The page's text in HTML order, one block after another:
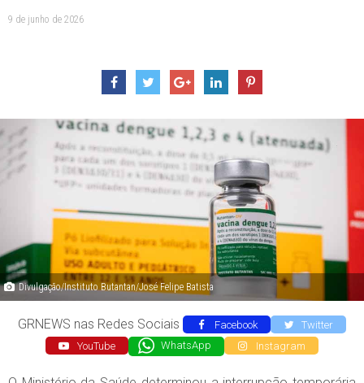
9 de junho de 2026
Divulgação/Instituto Butantan/José Felipe Batista
GRNEWS nas Redes Sociais Facebook
Twitter
YouTube
WhatsApp Instagram